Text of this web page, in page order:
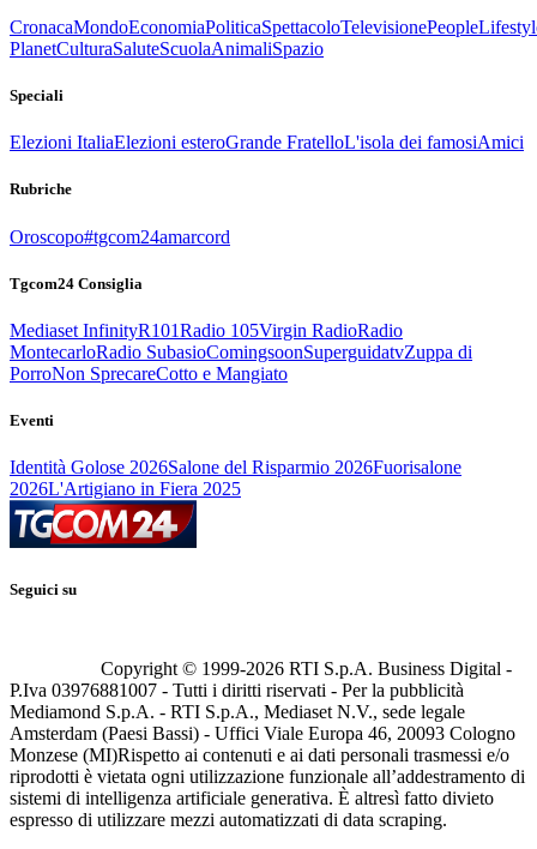
CronacaMondoEconomiaPoliticaSpettacoloTelevisionePeople
PlanetCulturaSaluteScuolaAnimaliSpazio
Speciali
Elezioni ItaliaElezioni esteroGrande FratelloL'isola dei famosiAmici
Rubriche
Oroscopo#tgcom24amarcord
Tgcom24 Consiglia
Mediaset InfinityR101Radio 105Virgin RadioRadio
MontecarloRadio SubasioComingsoonSuperguidatvZuppa di
PorroNon SprecareCotto e Mangiato
Eventi
Identità Golose 2026Salone del Risparmio 2026Fuorisalone
2026L'Artigiano in Fiera 2025
Seguici su
Copyright © 1999-2026 RTI S.p.A. Business Digital -
P.Iva 03976881007 - Tutti i diritti riservati - Per la pubblicità
Mediamond S.p.A. - RTI S.p.A., Mediaset N.V., sede legale
Amsterdam (Paesi Bassi) - Uffici Viale Europa 46, 20093 Cologno
Monzese (MI)Rispetto ai contenuti e ai dati personali trasmessi e/o
riprodotti è vietata ogni utilizzazione funzionale all’addestramento di
sistemi di intelligenza artificiale generativa. È altresì fatto divieto
espresso di utilizzare mezzi automatizzati di data scraping.